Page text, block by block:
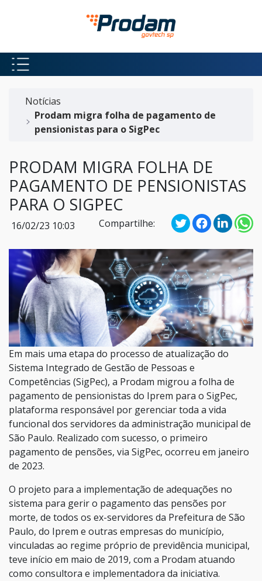
Pular para o Conteúdo principal
Notícias
Prodam migra folha de pagamento de
pensionistas para o SigPec
PRODAM MIGRA FOLHA DE
PAGAMENTO DE PENSIONISTAS
PARA O SIGPEC
16/02/23 10:03 Compartilhe:
Em mais uma etapa do processo de atualização do
Sistema Integrado de Gestão de Pessoas e
Competências (SigPec), a Prodam migrou a folha de
pagamento de pensionistas do Iprem para o SigPec,
plataforma responsável por gerenciar toda a vida
funcional dos servidores da administração municipal de
São Paulo. Realizado com sucesso, o primeiro
pagamento de pensões, via SigPec, ocorreu em janeiro
de 2023.
O projeto para a implementação de adequações no
sistema para gerir o pagamento das pensões por
morte, de todos os ex-servidores da Prefeitura de São
Paulo, do Iprem e outras empresas do município,
vinculadas ao regime próprio de previdência municipal,
teve início em maio de 2019, com a Prodam atuando
como consultora e implementadora da iniciativa.